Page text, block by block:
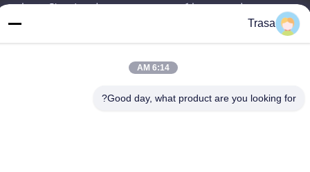
منطقه صنعتی تانکون، شهر چنچون، منطقه Shunde، فوشان،
گوانگدونگ، چین
Trasa
6:14 AM
Good day, what product are you looking for?